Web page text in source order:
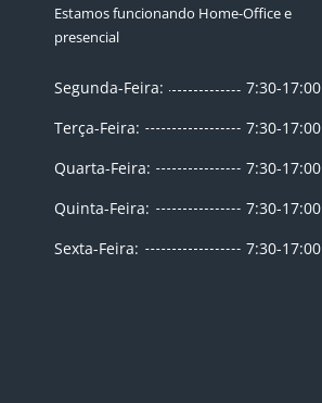
Estamos funcionando Home-Office e
presencial
Segunda-Feira:
7:30-17:00
Terça-Feira:
7:30-17:00
Quarta-Feira:
7:30-17:00
Quinta-Feira:
7:30-17:00
Sexta-Feira:
7:30-17:00